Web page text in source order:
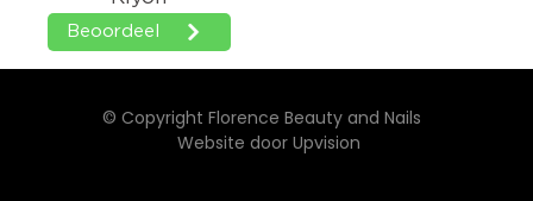
© Copyright Florence Beauty and Nails
Website door Upvision